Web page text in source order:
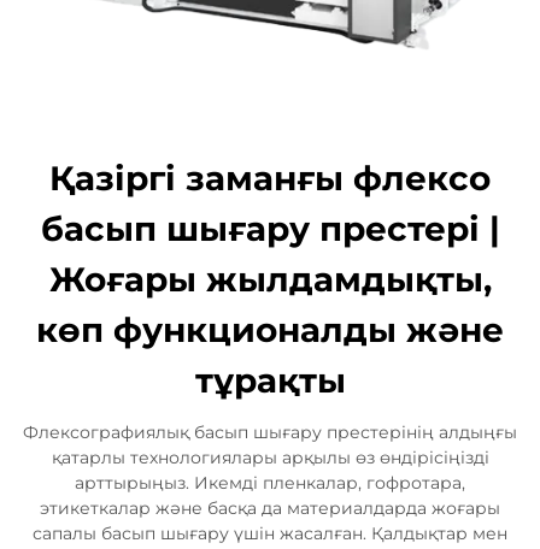
Қазіргі заманғы флексо
басып шығару престері |
Жоғары жылдамдықты,
көп функционалды және
тұрақты
Флексографиялық басып шығару престерінің алдыңғы
қатарлы технологиялары арқылы өз өндірісіңізді
арттырыңыз. Икемді пленкалар, гофротара,
этикеткалар және басқа да материалдарда жоғары
сапалы басып шығару үшін жасалған. Қалдықтар мен